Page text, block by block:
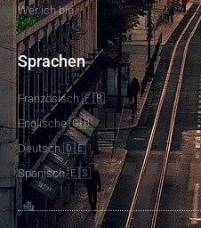
Wer ich bin
Sprachen
Französisch 🇫🇷
Englische 🇬🇧
Deutsch 🇩🇪
Spanisch 🇪🇸